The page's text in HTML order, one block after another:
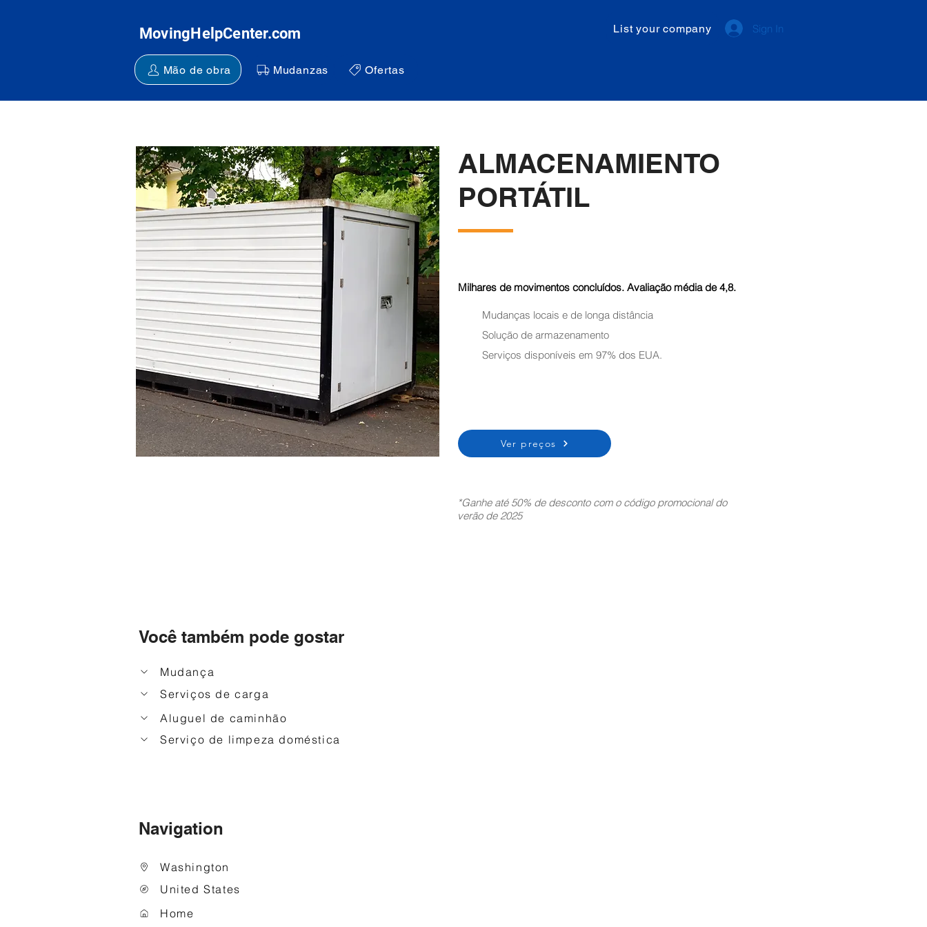
MovingHelpCenter.com
Mão de obra Mudanzas Ofertas
List your company Sign In
ALMACENAMIENTO
PORTÁTIL
Milhares de movimentos concluídos. Avaliação média de 4,8.
Mudanças locais e de longa distância
Solução de armazenamento
Serviços disponíveis em 97% dos EUA.
Ver preços
*Ganhe até 50% de desconto com o código promocional do
verão de 2025
Você também pode gostar
Mudança
Serviços de carga
Aluguel de caminhão
Serviço de limpeza doméstica
Navigation
Washington
United States
Home